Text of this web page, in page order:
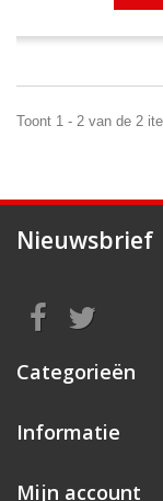
Toont 1 - 2 van de 2
Nieuwsbrief
Categorieën
Informatie
Mijn account